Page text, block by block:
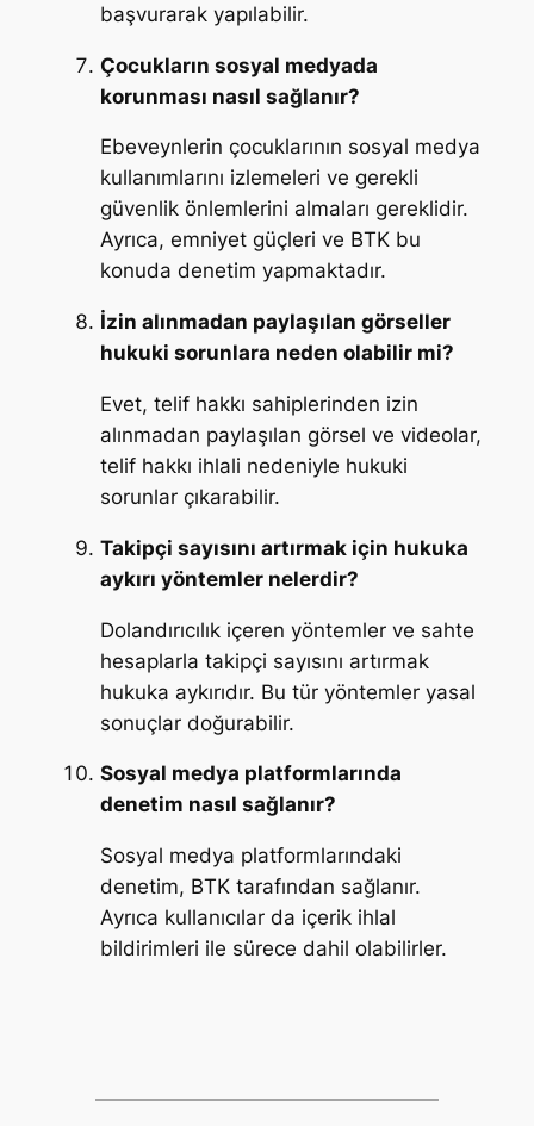
başvurarak yapılabilir.
Çocukların sosyal medyada
korunması nasıl sağlanır?
Ebeveynlerin çocuklarının sosyal medya
kullanımlarını izlemeleri ve gerekli
güvenlik önlemlerini almaları gereklidir.
Ayrıca, emniyet güçleri ve BTK bu
konuda denetim yapmaktadır.
İzin alınmadan paylaşılan görseller
hukuki sorunlara neden olabilir mi?
Evet, telif hakkı sahiplerinden izin
alınmadan paylaşılan görsel ve videolar,
telif hakkı ihlali nedeniyle hukuki
sorunlar çıkarabilir.
Takipçi sayısını artırmak için hukuka
aykırı yöntemler nelerdir?
Dolandırıcılık içeren yöntemler ve sahte
hesaplarla takipçi sayısını artırmak
hukuka aykırıdır. Bu tür yöntemler yasal
sonuçlar doğurabilir.
Sosyal medya platformlarında
denetim nasıl sağlanır?
Sosyal medya platformlarındaki
denetim, BTK tarafından sağlanır.
Ayrıca kullanıcılar da içerik ihlal
bildirimleri ile sürece dahil olabilirler.